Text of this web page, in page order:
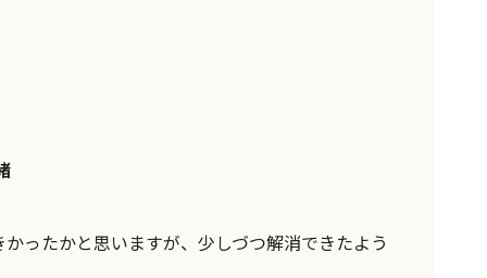
ったかと思いますが、少しづつ解消できたよう